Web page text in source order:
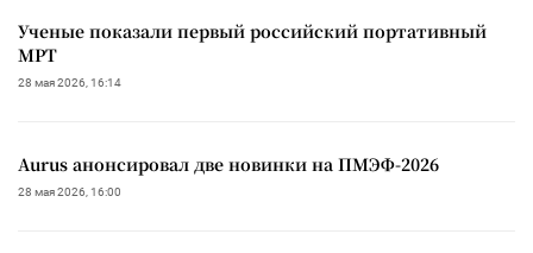
Ученые показали первый российский портативный
МРТ
28 мая 2026, 16:14
Aurus анонсировал две новинки на ПМЭФ-2026
28 мая 2026, 16:00